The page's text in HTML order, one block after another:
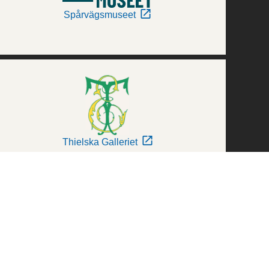
Spårvägsmuseet
Thielska Galleriet